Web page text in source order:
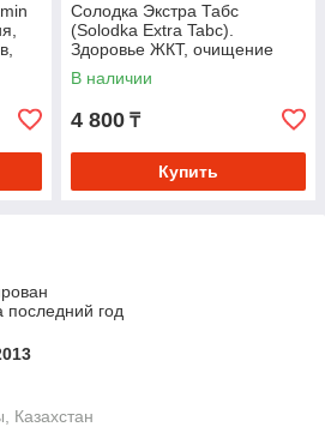
Солодка Экстра Табс
(Solodka Extra Tabc).
Здоровье ЖКТ, очищение
бронхов и лимфодренаж
В наличии
4 800 ₸
Купить
последний год
Казахстан